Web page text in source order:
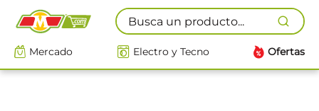
Busca un producto...
Mercado Electro y Tecno Ofertas